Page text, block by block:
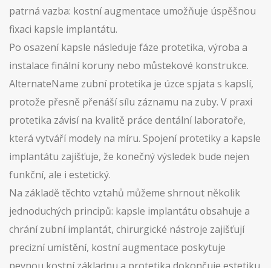
patrná vazba: kostní augmentace umožňuje úspěšnou
fixaci kapsle implantátu.
Po osazení kapsle následuje fáze protetika, výroba a
instalace finální koruny nebo můstekové konstrukce.
AlternateName zubní protetika je úzce spjata s kapslí,
protože přesně přenáší sílu záznamu na zuby. V praxi
protetika závisí na kvalitě práce dentální laboratoře,
která vytváří modely na míru. Spojení protetiky a kapsle
implantátu zajišťuje, že konečný výsledek bude nejen
funkční, ale i estetický.
Na základě těchto vztahů můžeme shrnout několik
jednoduchých principů: kapsle implantátu obsahuje a
chrání zubní implantát, chirurgické nástroje zajišťují
precizní umístění, kostní augmentace poskytuje